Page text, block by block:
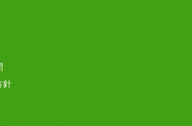
針